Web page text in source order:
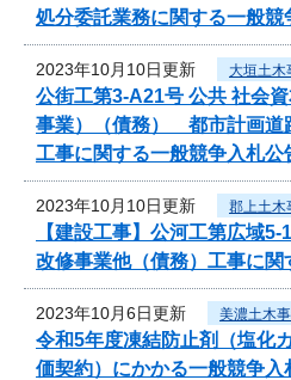
処分委託業務に関する一般競
2023年10月10日更新 大垣土木
公街工第3-A21号 公共 社会
事業）（債務） 都市計画
工事に関する一般競争入札公
2023年10月10日更新 郡上土木
【建設工事】公河工第広域
改修事業他（債務）工事に
2023年10月6日更新 美濃土木
令和5年度凍結防止剤（塩化
価契約）にかかる一般競争